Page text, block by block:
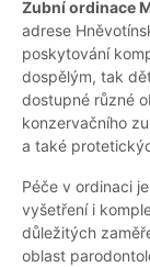
Zubní ordinace
adrese
poskytování
dospělým, tak
dostupné různé
konzervačního
a také
Péče v ordinaci
vyšetření i
důležitých
oblast